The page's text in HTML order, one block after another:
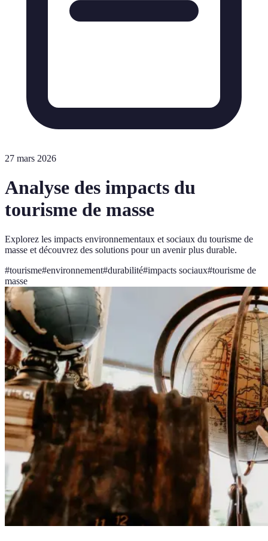
27 mars 2026
Analyse des impacts du
tourisme de masse
Explorez les impacts environnementaux et sociaux du tourisme de
masse et découvrez des solutions pour un avenir plus durable.
#tourisme#environnement#durabilité#impacts sociaux#tourisme de
masse